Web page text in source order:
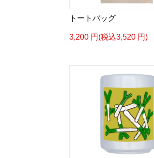
トートバッグ
3,200 円(税込3,520 円)